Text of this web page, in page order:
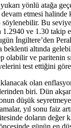
yönlü atağa
etmesi halinde
Bu
1.2940 ve 1.30 takip
İngiltere’den
beklenti altında
olabilir ve paritenin
test ettiğini
olan
biri. Dün
düşük
yıl sonu faiz
doların değer
günün en